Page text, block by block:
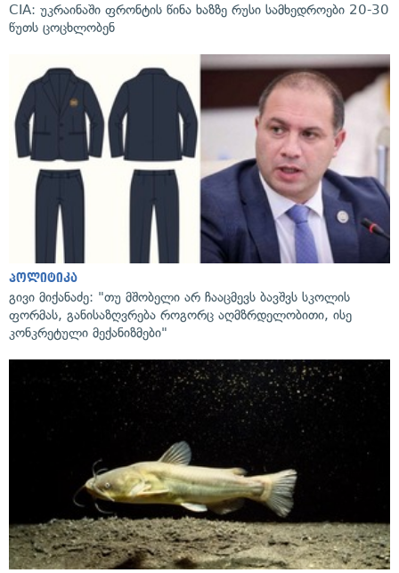
CIA: უკრაინაში ფრონტის წინა ხაზზე რუსი სამხედროები 20-30
წუთს ცოცხლობენ
პოლიტიკა
გივი მიქანაძე: "თუ მშობელი არ ჩააცმევს ბავშვს სკოლის
ფორმას, განისაზღვრება როგორც აღმზრდელობითი, ისე
კონკრეტული მექანიზმები"